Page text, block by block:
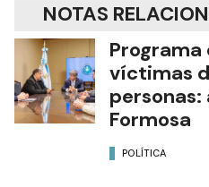
NOTAS
Programa
víctimas
Formosa
POLÍTICA